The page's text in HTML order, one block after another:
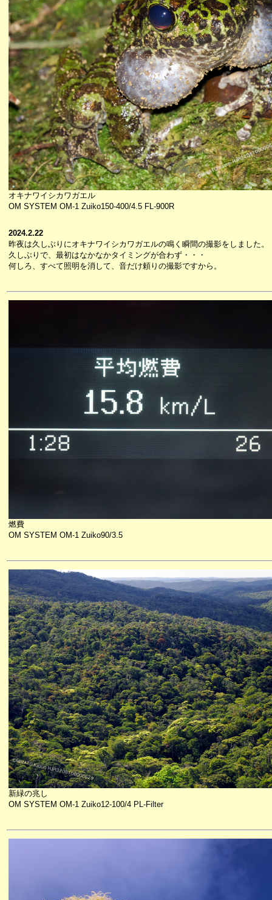
オキナワイシカワガエル
OM SYSTEM OM-1 Zuiko150-400/4.5 FL-900R
2024.2.22
昨夜は久しぶりにオキナワイシカワガエルの鳴く瞬間の撮影をしました。
久しぶりで、最初はなかなかタイミングが合わず・・・
何しろ、すべて照明を消して、音だけ頼りの撮影ですから。
燃費
OM SYSTEM OM-1 Zuiko90/3.5
新緑の兆し
OM SYSTEM OM-1 Zuiko12-100/4 PL-Filter